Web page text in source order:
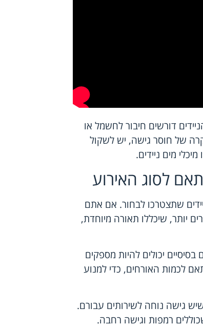
דורשים חיבור לחשמל או
של חוסר גישה, יש לשקול
מים ניידים.
לסוג האירוע
שתצטרכו לבחור. אם אתם
יותר, שיכללו תאורה מיוחדת,
יכולים להיות מספקים
לכמות האורחים, כדי למנוע
גישה נוחה לשירותים עבורם.
רמפות וגישה רחבה.